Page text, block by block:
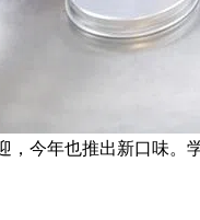
今年也推出新口味。